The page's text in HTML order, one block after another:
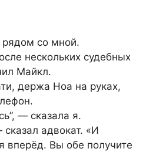
со мной.
нескольких судебных
Майкл.
держа Ноа на руках,
— сказала я.
адвокат. «И
вперёд. Вы обе получите